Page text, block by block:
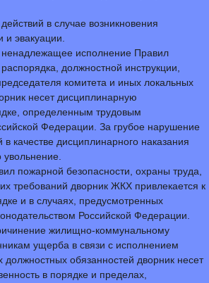
в случае возникновения
и эвакуации.
исполнение Правил
должностной инструкции,
комитета и иных локальных
несет дисциплинарную
определенным трудовым
Федерации. За грубое нарушение
в качестве дисциплинарного наказания
пожарной безопасности, охраны труда,
требований дворник ЖКХ привлекается к
и в случаях, предусмотренных
Российской Федерации.
жилищно-коммунальному
ущерба в связи с исполнением
обязанностей дворник несет
в порядке и пределах,